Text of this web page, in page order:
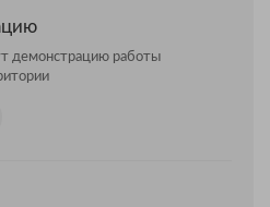
демонстрацию работы